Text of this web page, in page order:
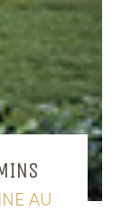
AU